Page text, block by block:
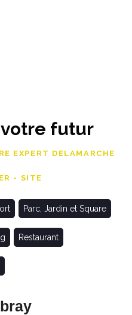
futur
EXPERT DELAMARCHE
- SITE
Parc, Jardin et Square
Restaurant